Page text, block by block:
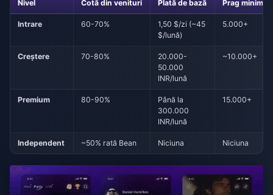
Nivel Cotă din venituri Plată de bază Prag minim
Intrare 60-70%
1,50 $/zi (~45
$/lună)
5.000+
Creștere 70-80%
20.000-
50.000
INR/lună
~10.000+
Premium 80-90%
Până la
300.000
INR/lună
15.000+
Independent ~50% rată Bean Niciuna Niciuna